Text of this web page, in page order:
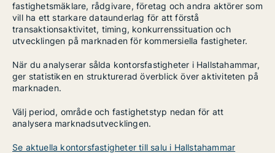
fastighetsmäklare, rådgivare, företag och andra aktörer som
vill ha ett starkare dataunderlag för att förstå
transaktionsaktivitet, timing, konkurrenssituation och
utvecklingen på marknaden för kommersiella fastigheter.
När du analyserar sålda kontorsfastigheter i Hallstahammar,
ger statistiken en strukturerad överblick över aktiviteten på
marknaden.
Välj period, område och fastighetstyp nedan för att
analysera marknadsutvecklingen.
Se aktuella kontorsfastigheter till salu i Hallstahammar